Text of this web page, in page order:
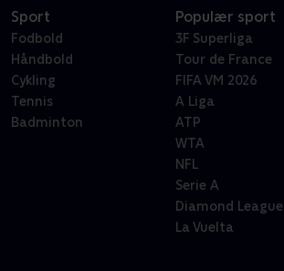
Sport
Fodbold
Håndbold
Cykling
Tennis
Badminton
Populær sport
3F Superliga
Tour de France
FIFA VM 2026
A Liga
ATP
WTA
NFL
Serie A
Diamond League
La Vuelta